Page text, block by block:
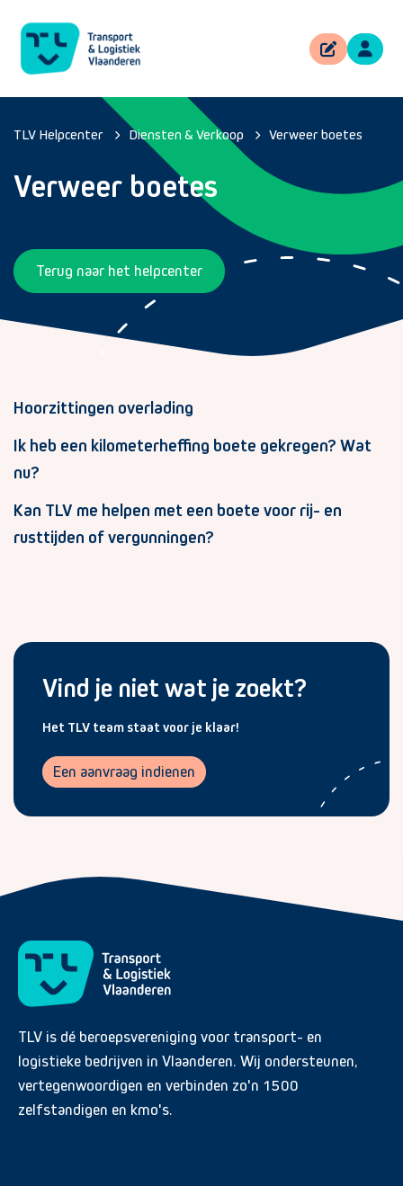
TLV Helpcenter Diensten & Verkoop Verweer boetes
Verweer boetes
Terug naar het helpcenter
Hoorzittingen overlading
Ik heb een kilometerheffing boete gekregen? Wat
nu?
Kan TLV me helpen met een boete voor rij- en
rusttijden of vergunningen?
Vind je niet wat je zoekt?
Het TLV team staat voor je klaar!
Een aanvraag indienen
TLV is dé beroepsvereniging voor transport- en
logistieke bedrijven in Vlaanderen. Wij ondersteunen,
vertegenwoordigen en verbinden zo'n 1500
zelfstandigen en kmo's.